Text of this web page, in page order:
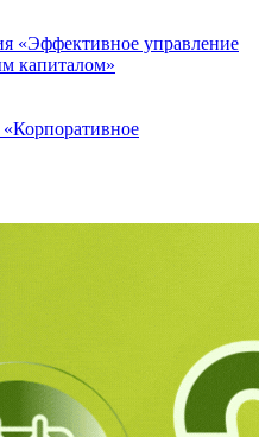
«Эффективное управление
капиталом»